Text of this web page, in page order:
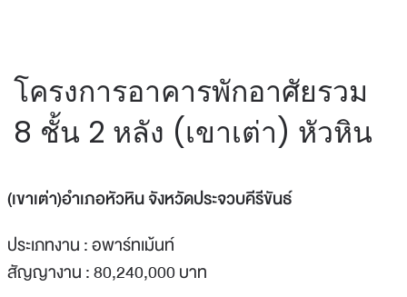
โครงการอาคารพักอาศัยรวม
8 ชั้น 2 หลัง (เขาเต่า) หัวหิน
(เขาเต่า)อำเภอหัวหิน จังหวัดประจวบคีรีขันธ์
ประเภทงาน : อพาร์ทเม้นท์
สัญญางาน : 80,240,000 บาท